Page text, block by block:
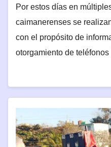
Por estos días en
caimanerenses se
con el propósito de
otorgamiento de teléfonos